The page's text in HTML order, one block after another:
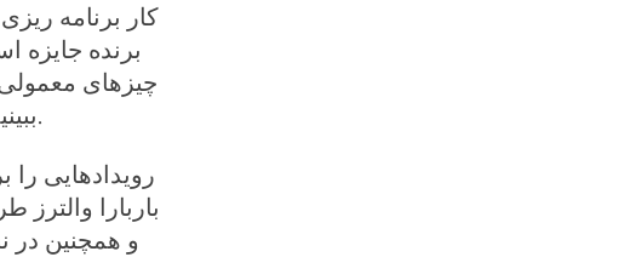
کار برنامه
برنده جایزه
چیزهای
کارهای او را در برنامه تلویزیونی واقعی CELEBrations ببینید.
باربارا